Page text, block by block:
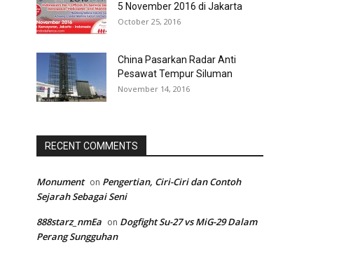
5 November 2016 di Jakarta
October 25, 2016
China Pasarkan Radar Anti
Pesawat Tempur Siluman
November 14, 2016
RECENT COMMENTS
Monument on Pengertian, Ciri-Ciri dan Contoh
Sejarah Sebagai Seni
888starz_nmEa on Dogfight Su-27 vs MiG-29 Dalam
Perang Sungguhan